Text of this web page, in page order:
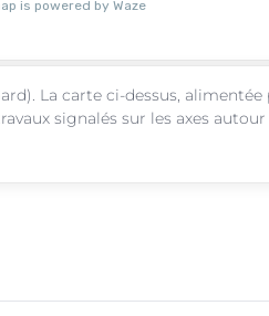
La carte ci-dessus,
signalés sur les axes